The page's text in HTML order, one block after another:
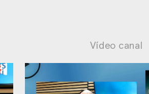
Vídeo canal